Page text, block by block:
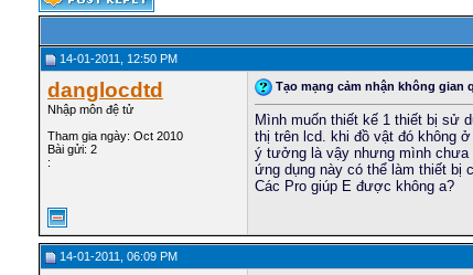
14-01-2011, 12:50 PM
danglocdtd
Nhập môn đệ tử
Tham gia ngày: Oct 2010
Bài gửi: 2
:
Tạo mạng cảm nhận không gian
Mình muốn thiết kế 1 thiết bị sử
thị trên lcd. khi đồ vật đó không
ý tưởng là vậy nhưng mình chưa
ứng dụng này có thể làm thiết bị
Các Pro giúp E được không a?
14-01-2011, 06:09 PM